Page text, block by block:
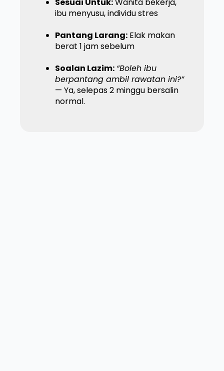
ibu menyusu, individu stres
Pantang Larang: Elak makan
berat 1 jam sebelum
Soalan Lazim: “Boleh ibu
berpantang ambil rawatan ini?”
— Ya, selepas 2 minggu bersalin
normal.